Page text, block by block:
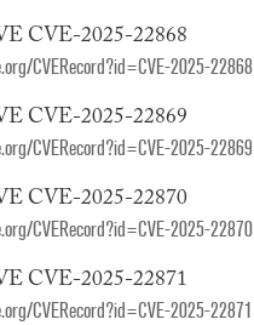
CVE-2025-22868
CVERecord?id=CVE-2025-22868
CVE-2025-22869
CVERecord?id=CVE-2025-22869
CVE-2025-22870
CVERecord?id=CVE-2025-22870
CVE-2025-22871
CVERecord?id=CVE-2025-22871